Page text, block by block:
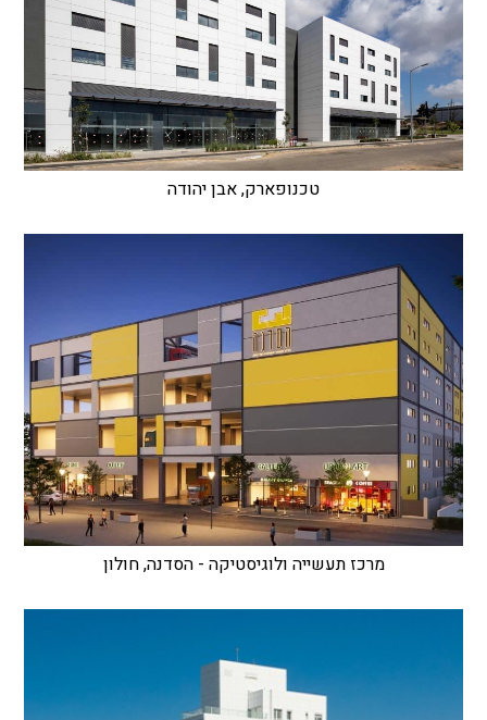
טכנופארק, אבן יהודה
מרכז תעשייה ולוגיסטיקה - הסדנה, חולון